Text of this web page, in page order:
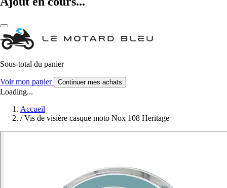
Sous-total du panier
Voir mon panier Continuer mes achats
Loading...
Accueil
/ Vis de visière casque moto Nox 108 Heritage